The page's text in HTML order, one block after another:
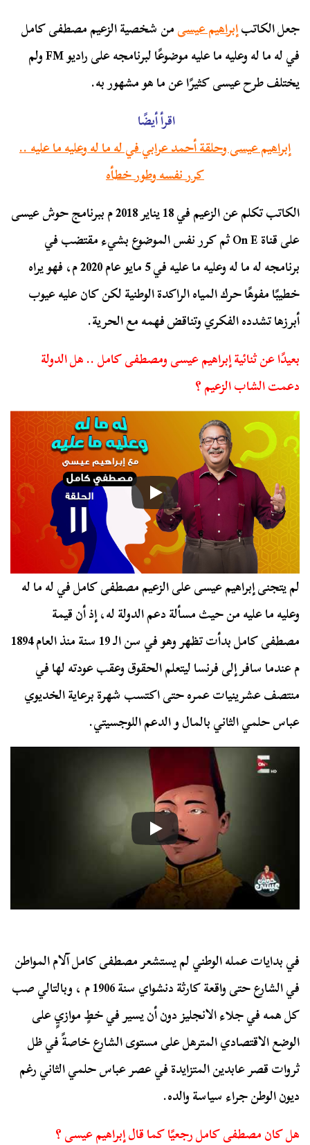
جعل الكاتبإبراهيم عيسىمن شخصية الزعيم مصطفى كامل
في له ما له وعليه ما عليه موضوعًا لبرنامجه على راديو FM ولم
يختلف طرح عيسى كثيرًا عن ما هو مشهور به.
اقرأ أيضًا
إبراهيم عيسى وحلقة أحمد عرابي في له ما له وعليه ما عليه ..
كرر نفسه وطور خطأه
الكاتب تكلم عن الزعيم في 18 يناير 2018 م ببرنامج حوش عيسى
على قناة On E ثم كرر نفس الموضوع بشيء مقتضب في
برنامجه له ما له وعليه ما عليه في 5 مايو عام 2020 م، فهو يراه
خطيبًا مفوهًا حرك المياه الراكدة الوطنية لكن كان عليه عيوب
أبرزها تشدده الفكري وتناقض فهمه مع الحرية.
بعيدًا عن ثنائية إبراهيم عيسى ومصطفى كامل .. هل الدولة
دعمت الشاب الزعيم ؟
لم يتجنى إبراهيم عيسى على الزعيم مصطفى كامل في له ما له
وعليه ما عليه من حيث مسألة دعم الدولة له، إذ أن قيمة
مصطفى كامل بدأت تظهر وهو في سن الـ 19 سنة منذ العام 1894
م عندما سافر إلى فرنسا ليتعلم الحقوق وعقب عودته لها في
منتصف عشرينيات عمره حتى اكتسب شهرة برعاية الخديوي
عباس حلمي الثاني بالمال و الدعم اللوجسيتي.
في بدايات عمله الوطني لم يستشعر مصطفى كامل آلام المواطن
في الشارع حتى واقعة كارثة دنشواي سنة 1906 م ، وبالتالي صب
كل همه في جلاء الانجليز دون أن يسير في خطٍ موازيٍ على
الوضع الاقتصادي المترهل على مستوى الشارع خاصةً في ظل
ثروات قصر عابدين المتزايدة في عصر عباس حلمي الثاني رغم
ديون الوطن جراء سياسة والده.
هل كان مصطفى كامل رجعيًا كما قال إبراهيم عيسى ؟